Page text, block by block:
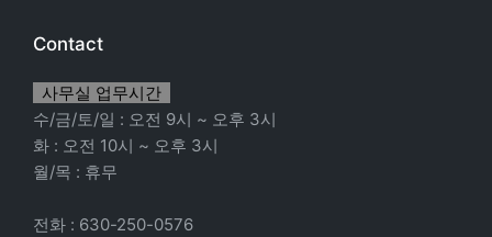
Contact
사무실 업무시간
수/금/토/일 : 오전 9시 ~ 오후 3시
화 : 오전 10시 ~ 오후 3시
월/목 : 휴무
전화 : 630-250-0576